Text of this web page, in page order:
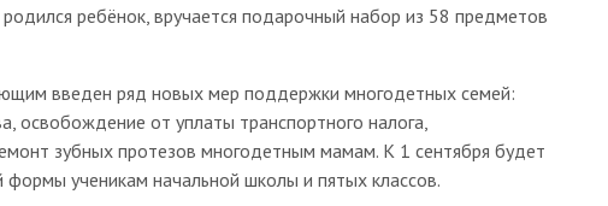
ребёнок, вручается подарочный набор из 58 предметов
введен ряд новых мер поддержки многодетных семей:
освобождение от уплаты транспортного налога,
зубных протезов многодетным мамам. К 1 сентября будет
ученикам начальной школы и пятых классов.